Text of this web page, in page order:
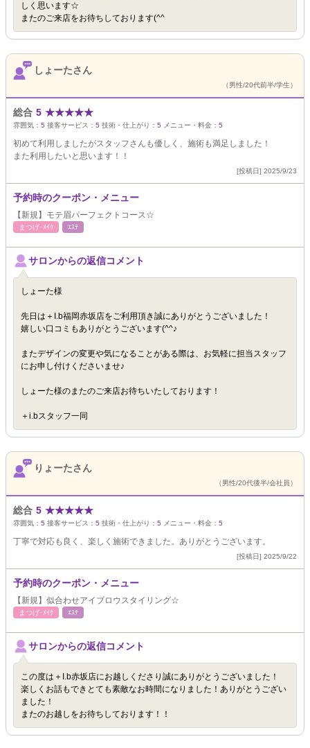
しく思います☆
またのご来店をお待ちしております(^^
しょーたさん
（男性/20代前半/学生）
総合 5 ★★★★★
雰囲気： 5 接客サービス： 5 技術・仕上がり： 5 メニュー・料金： 5
初めて利用しましたがスタッフさんも優しく、施術も満足しました！
また利用したいと思います！！
[投稿日] 2025/9/23
予約時のクーポン・メニュー
【新規】モテ眉パーフェクトコース☆
まつげ･ﾒｲｸ ｴｽﾃ
サロンからの返信コメント
しょーた様
先日は＋I.b福岡赤坂店をご利用頂き誠にありがとうございました！
嬉しい口コミもありがとうございます(^^♪
またデザインの変更や気になることがある際は、お気軽に担当スタッフ
にお申し付けくださいませ♪
しょーた様のまたのご来店お待ちいたしております！
＋i.bスタッフ一同
りょーたさん
（男性/20代後半/会社員）
総合 5 ★★★★★
雰囲気： 5 接客サービス： 5 技術・仕上がり： 5 メニュー・料金： 5
丁寧で対応も良く、楽しく施術できました。ありがとうございます。
[投稿日] 2025/9/22
予約時のクーポン・メニュー
【新規】似合わせアイブロウスタイリング☆
まつげ･ﾒｲｸ ｴｽﾃ
サロンからの返信コメント
この度は＋I.b赤坂店にお越しくださり誠にありがとうございました！
楽しくお話もできとても素敵なお時間になりました！ありがとうござい
ました！
またのお越しをお待ちしております！！